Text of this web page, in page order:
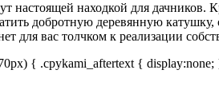
настоящей находкой для
добротную деревянную
для вас толчком к реализации
{ .cpykami_aftertext {